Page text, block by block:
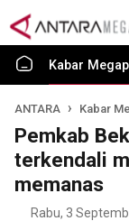
Kabar
ANTARA Kabar
Pemkab
terkendali
memanas
Rabu, 3